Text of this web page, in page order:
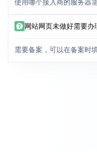
使用哪个接入商的服务器
网站网页未做好需要办
需要备案，可以在备案时